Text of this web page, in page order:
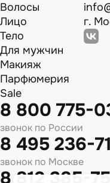
Волосы
Лицо
Тело
Для мужчин
Макияж
Парфюмерия
Sale
г.
8 800 775-
звонок по России
8 495 236-
звонок по Москве
8 812 385-